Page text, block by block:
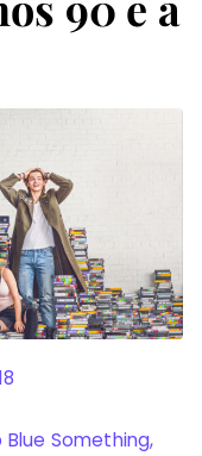
Blue Something,